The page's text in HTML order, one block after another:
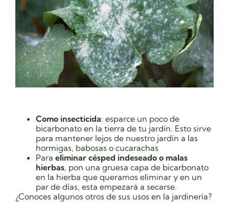
Como insecticida: esparce un poco de
bicarbonato en la tierra de tu jardín. Esto sirve
para mantener lejos de nuestro jardín a las
hormigas, babosas o cucarachas
Para eliminar césped indeseado o malas
hierbas, pon una gruesa capa de bicarbonato
en la hierba que queramos eliminar y en un
par de días, esta empezará a secarse.
¿Conoces algunos otros de sus usos en la jardinería?